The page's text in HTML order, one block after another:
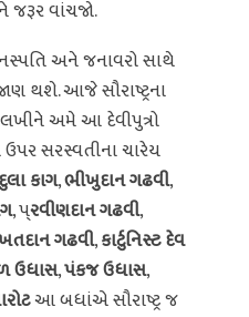
જરૂર વાંચજો.
અને જનાવરો સાથે
થશે. આજે સૌરાષ્ટ્રના
લખીને અમે આ દેવીપુત્રો
સરસ્વતીના ચારેય
કાગ,ભીખુદાન ગઢવી,
, પ્રવીણદાન ગઢવી,
ગઢવી,કાર્ટુનિસ્ટ દેવ
ઉધાસ,પંકજ ઉધાસ,
આ બધાંએ સૌરાષ્ટ્ર જ